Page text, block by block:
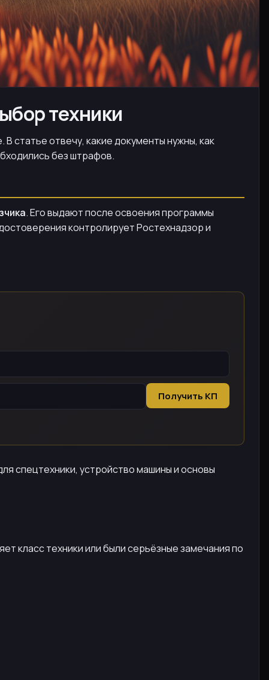
техники
статье отвечу, какие документы нужны, как
без штрафов.
. Его выдают после освоения программы
контролирует Ростехнадзор и
Получить КП
спецтехники, устройство машины и основы
класс техники или были серьёзные замечания по